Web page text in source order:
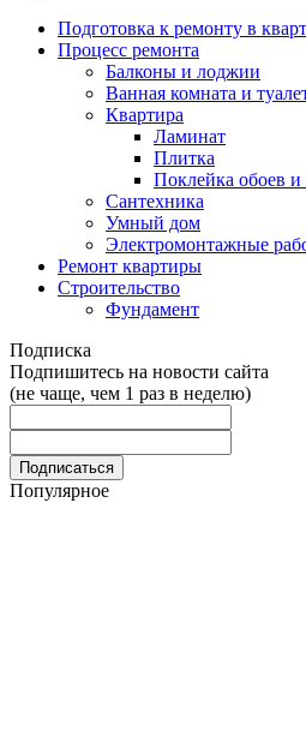
Подготовка к ремонту в
Процесс ремонта
Балконы и лоджии
Ванная комната и
Квартира
Ламинат
Плитка
Поклейка обоев и
Сантехника
Умный дом
Электромонтажные
Ремонт квартиры
Строительство
Фундамент
Подписка
Подпишитесь на новости сайта
(не чаще, чем 1 раз в неделю)
Популярное